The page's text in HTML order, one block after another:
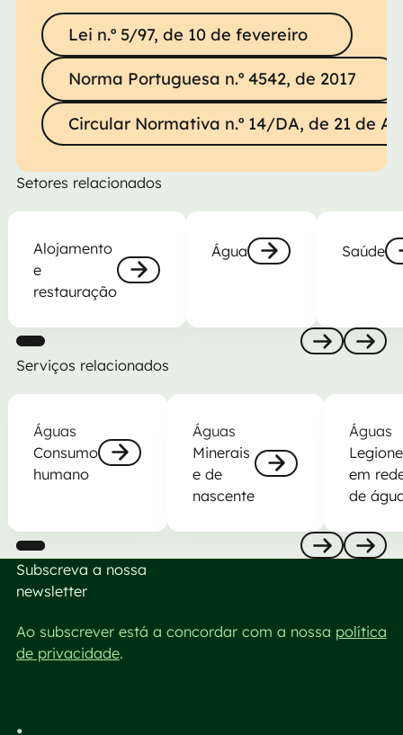
Lei n.º 5/97, de 10 de fevereiro
Lei n.º 5/97, de 10 de fevereiro
Norma Portuguesa n.º 4542, de 2017
Norma Portuguesa n.º 4542, de 2017
Circular Normativa n.º 14/DA, de 21 de Agosto de
Circular Normativa n.º 14/DA, de 21 de
Setores relacionados
Alojamento
e
restauração
Água
Saúde
Saúde
Serviços relacionados
Águas
Consumo
humano
Águas
Minerais
e de
nascente
Minerais e de nascente
Águas
em
de
Legionella
Subscreva a nossa
newsletter
Ao subscrever está a concordar com a nossa política
de privacidade.